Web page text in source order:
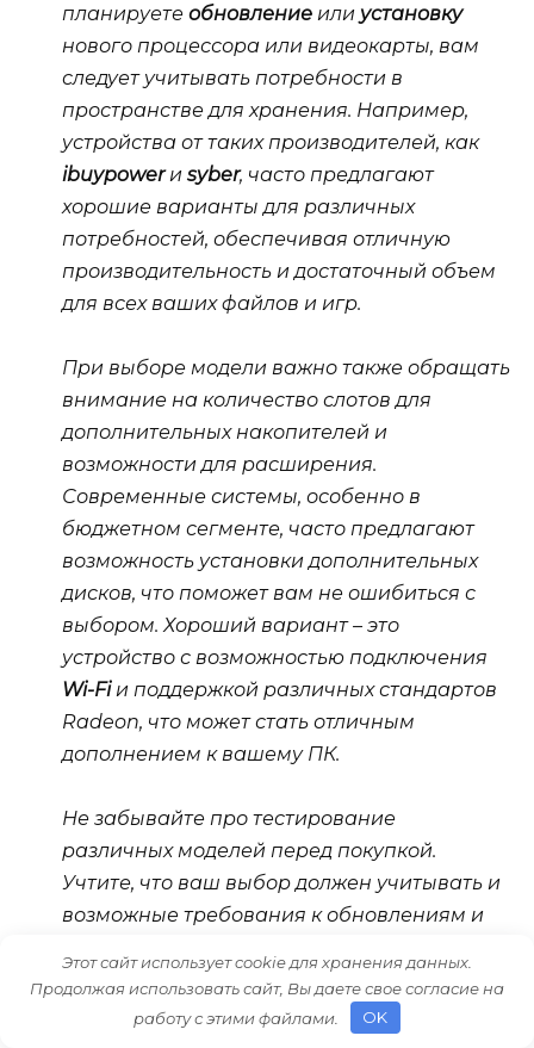
планируете обновление или установку
нового процессора или видеокарты, вам
следует учитывать потребности в
пространстве для хранения. Например,
устройства от таких производителей, как
ibuypowerи syber, часто предлагают
хорошие варианты для различных
потребностей, обеспечивая отличную
производительность и достаточный объем
для всех ваших файлов и игр.
При выборе модели важно также обращать
внимание на количество слотов для
дополнительных накопителей и
возможности для расширения.
Современные системы, особенно в
бюджетном сегменте, часто предлагают
возможность установки дополнительных
дисков, что поможет вам не ошибиться с
выбором. Хороший вариант – это
устройство с возможностью подключения
Wi-Fiи поддержкой различных стандартов
Radeon, что может стать отличным
дополнением к вашему ПК.
Не забывайте про тестирование
различных моделей перед покупкой.
Учтите, что ваш выбор должен учитывать и
возможные требования к обновлениям и
вас есть достаточно места для хранения
всех необходимых данных и файлов, чтобы
Этот сайт использует cookie для хранения данных.
Продолжая использовать сайт, Вы даете свое согласие на
работу с этими файлами.
OK